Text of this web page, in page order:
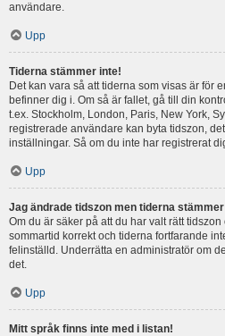
användare.
Upp
Tiderna stämmer inte!
Det kan vara så att tiderna som visas är för
befinner dig i. Om så är fallet, gå till din
t.ex. Stockholm, London, Paris, New York,
registrerade användare kan byta tidszon,
inställningar. Så om du inte har registrerat
Upp
Jag ändrade tidszon men tiderna
Om du är säker på att du har valt rätt
sommartid korrekt och tiderna fortfarande
felinställd. Underrätta en administratör om
det.
Upp
Mitt språk finns inte med i listan!